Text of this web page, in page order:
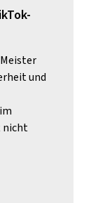
und
nicht